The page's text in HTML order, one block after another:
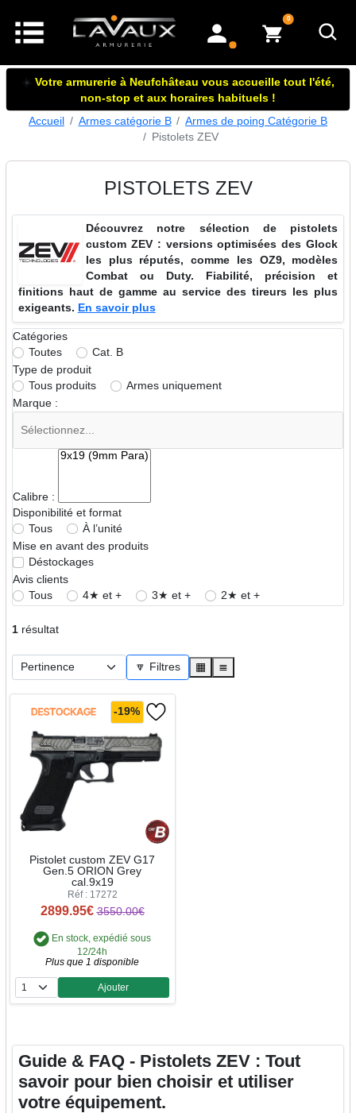
mon compte
0articles dans le panier
☀️ Votre armurerie à Neufchâteau vous accueille tout l'été,
non-stop et aux horaires habituels !
Accueil
Armes catégorie B
Armes de poing Catégorie B
Pistolets ZEV
PISTOLETS ZEV
Découvrez notre sélection de pistolets
custom ZEV : versions optimisées des Glock
les plus réputés, comme les OZ9, modèles
Combat ou Duty. Fiabilité, précision et
finitions haut de gamme au service des tireurs les plus
exigeants. En savoir plus
Catégories
Toutes
Cat. B
Type de produit
Tous produits
Armes uniquement
Marque :
Calibre :
Disponibilité et format
Tous
À l’unité
Mise en avant des produits
Déstockages
Avis clients
Tous
4★ et + 3★ et + 2★ et +
1résultat
🔽 Filtres ▦ ≣
-19%
Pistolet custom ZEV G17
Gen.5 ORION Grey
cal.9x19
Réf : 17272
2899.95€ 3550.00€
En stock, expédié sous
12/24h
Plus que 1 disponible
Quantité
Ajouter
Guide & FAQ - Pistolets ZEV : Tout
savoir pour bien choisir et utiliser
votre équipement.